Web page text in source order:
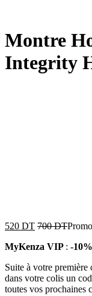
Montre
Integrity
520 DT 700DT
MyKenza VIP : -
Suite à votre
dans votre colis un
toutes vos prochaines